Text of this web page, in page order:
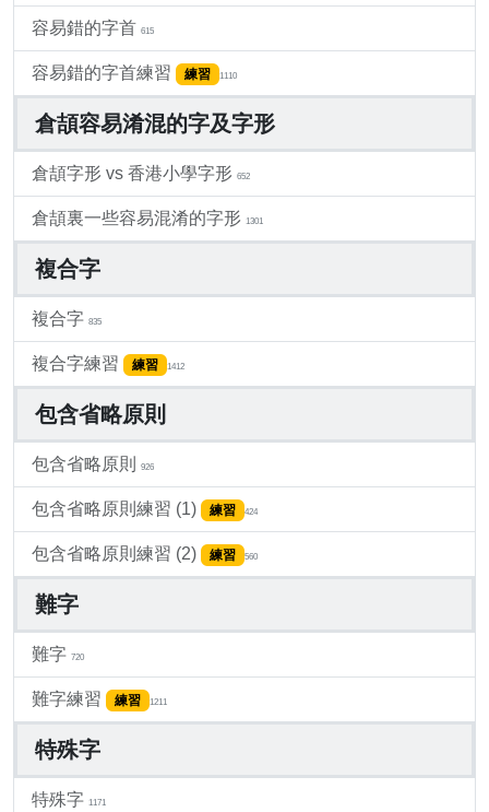
容易錯的字首 615
容易錯的字首練習 練習 1110
倉頡容易淆混的字及字形
倉頡字形 vs 香港小學字形 652
倉頡裏一些容易混淆的字形 1301
複合字
複合字 835
複合字練習 練習 1412
包含省略原則
包含省略原則 926
包含省略原則練習 (1) 練習 424
包含省略原則練習 (2) 練習 560
難字
難字 720
難字練習 練習 1211
特殊字
特殊字 1171